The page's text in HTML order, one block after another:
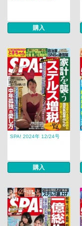
購入
SPA! 2024年 12/24号
購入